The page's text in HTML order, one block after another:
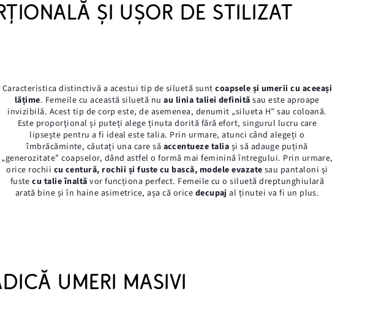
ŞI UȘOR DE STILIZAT
Caracteristica distinctivă a acestui tip de siluetă suntcoapsele și umerii cu aceeași
lățime. Femeile cu această siluetă nuau linia taliei definită sau este aproape
invizibilă. Acest tip de corp este, de asemenea, denumit „silueta H” sau coloană.
Este proporţional și puteți alege ținuta dorită fără efort, singurul lucru care
lipsește pentru a fi ideal este talia. Prin urmare, atunci când alegeți o
îmbrăcăminte, căutați una care să accentueze talia și să adauge puțină
„generozitate” coapselor, dând astfel o formă mai feminină întregului. Prin urmare,
orice rochii cu centură, rochii și fuste cu bască, modele evazate sau pantaloni și
fustecu talie înaltă vor funcționa perfect. Femeile cu o siluetă dreptunghiulară
arată bine și în haine asimetrice, așa că orice decupaj al ținutei va fi un plus.
UMERI MASIVI